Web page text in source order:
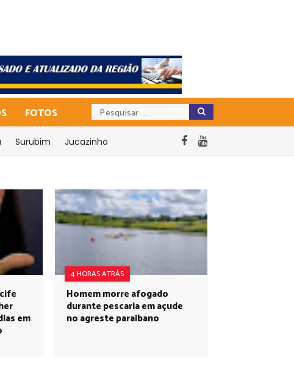
FOTOS
Surubim Jucazinho
em
4 HORAS ATRÁS
Homem morre afogado
durante pescaria em açude
no agreste paraibano